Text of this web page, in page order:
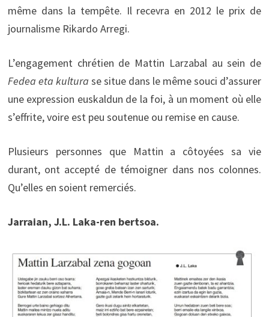
même dans la tempête. Il recevra en 2012 le prix de
journalisme Rikardo Arregi.
L’engagement chrétien de Mattin Larzabal au sein de
Fedea eta kultura se situe dans le même souci d’assurer
une expression euskaldun de la foi, à un moment où elle
s’effrite, voire est peu soutenue ou remise en cause.
Plusieurs personnes que Mattin a côtoyées sa vie
durant, ont accepté de témoigner dans nos colonnes.
Qu’elles en soient remerciés.
Jarraian, J.L. Laka-ren bertsoa.